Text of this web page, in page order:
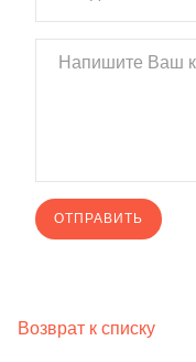
Возврат к списку